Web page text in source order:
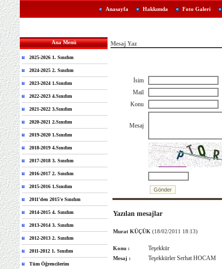
Anasayfa Hakkımda Foto Galeri
Ana Menü
2025-2026 1. Sınıfım
2024-2025 2. Sınıfım
2023-2024 1.Sınıfım
2022-2023 4.Sınıfım
2021-2022 3.Sınıfım
2020-2021 2.Sınıfım
2019-2020 1.Sınıfım
2018-2019 4.Sınıfım
2017-2018 3. Sınıfım
2016-2017 2. Sınıfım
2015-2016 1.Sınıfım
2011'den 2015'e Sınıfım
2014-2015 4. Sınıfım
2013-2014 3. Sınıfım
2012-2013 2. Sınıfım
2011-2012 1. Sınıfım
Tüm Öğrencilerim
Mesaj Yaz
İsim
Mail
Konu
Mesaj
Yazılan mesajlar
Murat KÜÇÜK (18/02/2011 18:13)
Konu : Teşekkür
Mesaj : Teşekkürler Serhat HOCAM